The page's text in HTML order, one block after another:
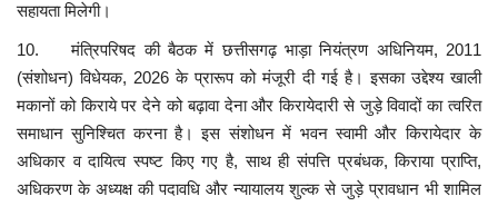
सहायता मिलेगी।
10. मंत्रिपरिषद की बैठक में छत्तीसगढ़ भाड़ा नियंत्रण अधिनियम, 2011
(संशोधन) विधेयक, 2026 के प्रारूप को मंजूरी दी गई है। इसका उद्देश्य खाली
मकानों को किराये पर देने को बढ़ावा देना और किरायेदारी से जुड़े विवादों का त्वरित
समाधान सुनिश्चित करना है। इस संशोधन में भवन स्वामी और किरायेदार के
अधिकार व दायित्व स्पष्ट किए गए है, साथ ही संपत्ति प्रबंधक, किराया प्राप्ति,
अधिकरण के अध्यक्ष की पदावधि और न्यायालय शुल्क से जुड़े प्रावधान भी शामिल